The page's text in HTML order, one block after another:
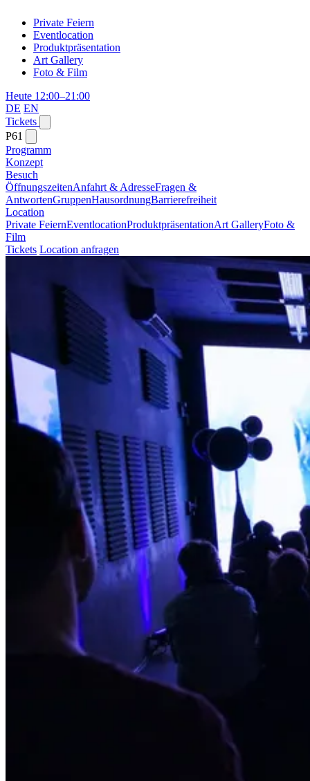
Private Feiern
Eventlocation
Produktpräsentation
Art Gallery
Foto & Film
Heute 12:00–21:00
DE EN
Tickets
P61
Programm
Konzept
Besuch
ÖffnungszeitenAnfahrt & AdresseFragen &
AntwortenGruppenHausordnungBarrierefreiheit
Location
Private FeiernEventlocationProduktpräsentationArt GalleryFoto &
Film
Tickets Location anfragen